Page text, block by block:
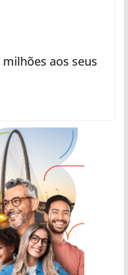
aos seus